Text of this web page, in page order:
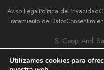
Aviso LegalPolítica de Privacidad
Tratamiento de Datos
S. Coop. And.
Utilizamos cookies para